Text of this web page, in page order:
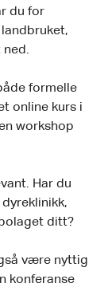
du for
ned.
formelle
online kurs i
workshop
Har du
ditt?
være nyttig
konferanse